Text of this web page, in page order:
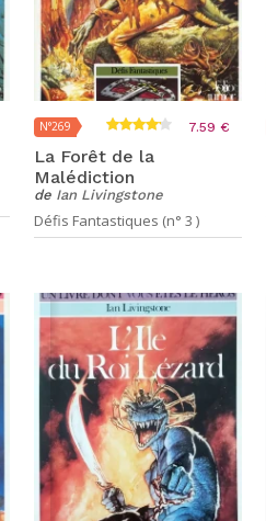
N°269 7.59 €
La Forêt de la
Malédiction
de Ian Livingstone
Défis Fantastiques (n° 3 )